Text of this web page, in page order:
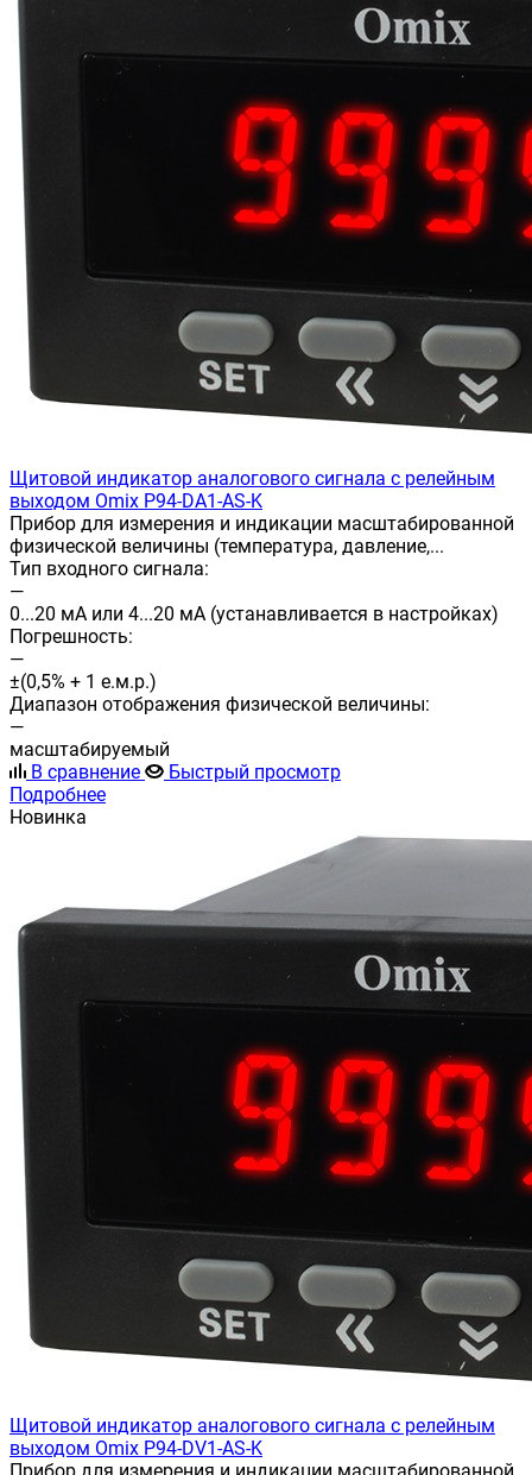
Щитовой индикатор аналогового сигнала с релейным
выходом Omix P94-DA1-AS-K
Прибор для измерения и индикации масштабированной
физической величины (температура, давление,...
Тип входного сигнала:
—
0...20 мА или 4...20 мА (устанавливается в настройках)
Погрешность:
—
±(0,5% + 1 е.м.р.)
Диапазон отображения физической величины:
—
масштабируемый
В сравнение
Быстрый просмотр
Подробнее
Новинка
Щитовой индикатор аналогового сигнала с релейным
выходом Omix P94-DV1-AS-K